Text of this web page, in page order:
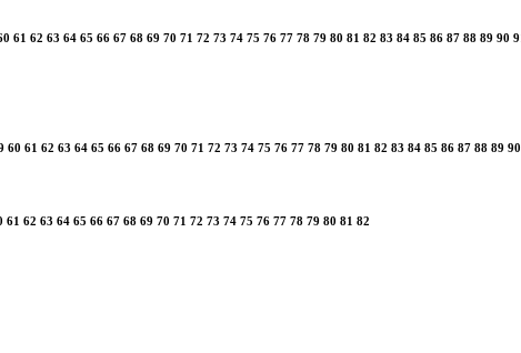
61 62 63 64 65 66 67 68 69 70 71 72 73 74 75 76 77 78 79 80 81 82 83 84 85 86 87 88 89 90
60 61 62 63 64 65 66 67 68 69 70 71 72 73 74 75 76 77 78 79 80 81 82 83 84 85 86 87 88 89 90
61 62 63 64 65 66 67 68 69 70 71 72 73 74 75 76 77 78 79 80 81 82